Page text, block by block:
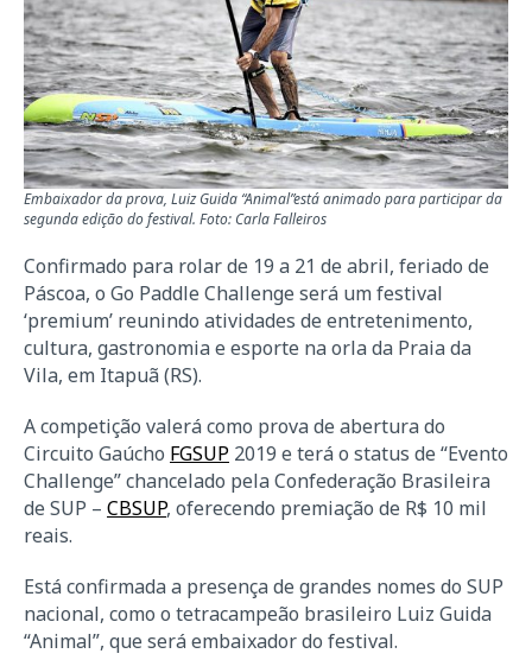
Embaixador da prova, Luiz Guida “Animal”está animado para participar da
segunda edição do festival. Foto: Carla Falleiros
Confirmado para rolar de 19 a 21 de abril, feriado de
Páscoa, o Go Paddle Challenge será um festival
‘premium’ reunindo atividades de entretenimento,
cultura, gastronomia e esporte na orla da Praia da
Vila, em Itapuã (RS).
A competição valerá como prova de abertura do
Circuito Gaúcho FGSUP 2019 e terá o status de “Evento
Challenge” chancelado pela Confederação Brasileira
de SUP – CBSUP, oferecendo premiação de R$ 10 mil
reais.
Está confirmada a presença de grandes nomes do SUP
nacional, como o tetracampeão brasileiro Luiz Guida
“Animal”, que será embaixador do festival.